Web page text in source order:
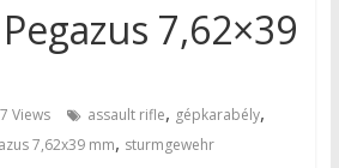
7,62×39
Views assault rifle, gépkarabély,
7,62x39 mm, sturmgewehr